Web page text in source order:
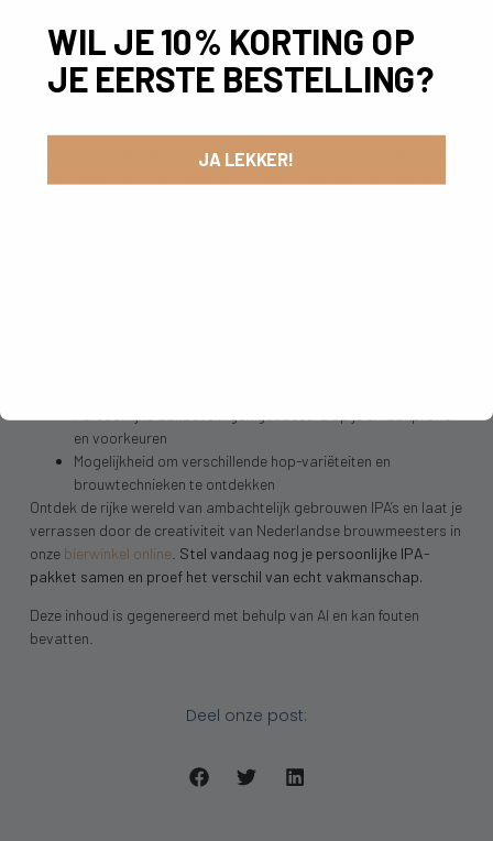
HOE MY DEAR BEER HELPT MET IPA
ONTDEKKING
Bij My Dear Beer begrijpen we de passie voor uitzonderlijke IPA’s
en voorkeuren
Mogelijkheid om verschillende hop-variëteiten en
brouwtechnieken te ontdekken
Ontdek de rijke wereld van ambachtelijk gebrouwen IPA’s en laat je
verrassen door de creativiteit van Nederlandse brouwmeesters in
onze bierwinkel online. Stel vandaag nog je persoonlijke IPA-
pakket samen en proef het verschil van echt vakmanschap.
Deze inhoud is gegenereerd met behulp van AI en kan fouten
bevatten.
Deel onze post:
WIL JE 10% KORTING OP
JE EERSTE BESTELLING?
JA LEKKER!